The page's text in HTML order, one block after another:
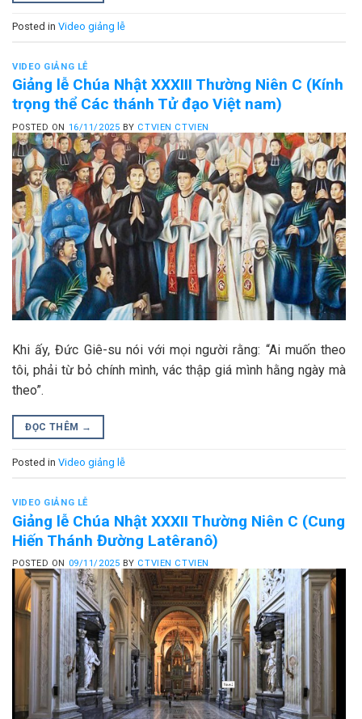
Posted in Video giảng lễ
VIDEO GIẢNG LỄ
Giảng lễ Chúa Nhật XXXIII Thường Niên C (Kính
trọng thể Các thánh Tử đạo Việt nam)
POSTED ON 16/11/2025 BY CTVIEN CTVIEN
Khi ấy, Đức Giê-su nói với mọi người rằng: “Ai muốn theo
tôi, phải từ bỏ chính mình, vác thập giá mình hằng ngày mà
theo”.
ĐỌC THÊM →
Posted in Video giảng lễ
VIDEO GIẢNG LỄ
Giảng lễ Chúa Nhật XXXII Thường Niên C (Cung
Hiến Thánh Đường Latêranô)
POSTED ON 09/11/2025 BY CTVIEN CTVIEN